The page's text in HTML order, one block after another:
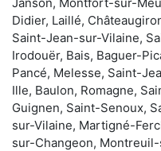
Didier, Laillé,
Saint-Jean-sur-Vilaine,
Irodouër, Bais, Baguer-
Pancé, Melesse, Saint-
Ille, Baulon, Romagne,
Guignen, Saint-Senoux,
sur-Vilaine, Martigné-
sur-Changeon,